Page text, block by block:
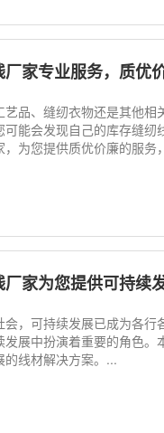
家专业服务，质优
品、缝纫衣物还是其他相
可能会发现自己的库存缝
，为您提供质优价廉的服务
家为您提供可持续
，可持续发展已成为各
展中扮演着重要的角色
的线材解决方案。...